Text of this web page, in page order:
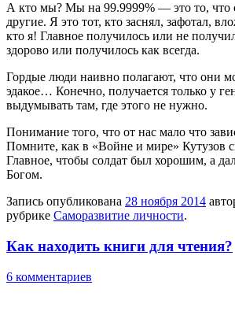
А кто мы? Мы на 99.9999% — это то, что
другие. Я это тот, кто заснял, зафотал,
кто я! Главное получилось или не
здорово или получилось как всегда.
Гордые люди наивно полагают, что они
эдакое… Конечно, получается только у
выдумывать там, где этого не нужно.
Понимание того, что от нас мало что
Помните, как в «Войне и мире» Кутузов
Главное, чтобы солдат был хорошим, а
Богом.
Запись опубликована 28 ноября 2014
рубрике Саморазвитие личности.
Как находить книги для чтения?
6 комментариев